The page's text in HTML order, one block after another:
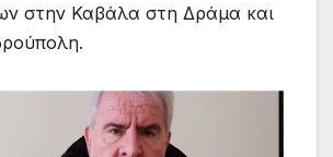
στην Καβάλα στη Δράμα και